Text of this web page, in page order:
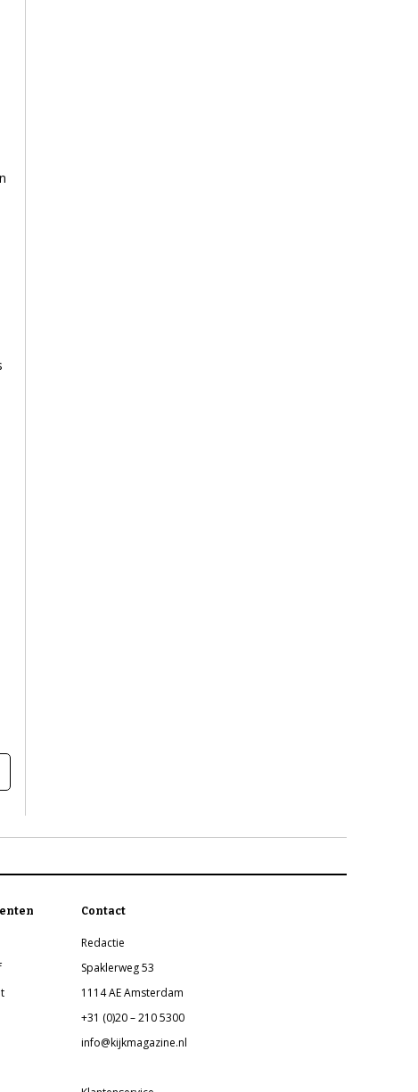
Contact
Redactie
Spaklerweg 53
1114 AE Amsterdam
+31 (0)20 – 210 5300
info@kijkmagazine.nl